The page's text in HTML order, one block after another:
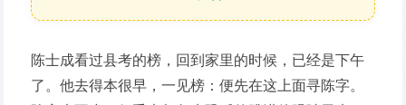
陈士成看过县考的榜，回到家里的时候，已经是下午
了。他去得本很早，一见榜：便先在这上面寻陈字。